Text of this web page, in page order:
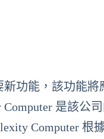
功能，該功能
是該公
Computer